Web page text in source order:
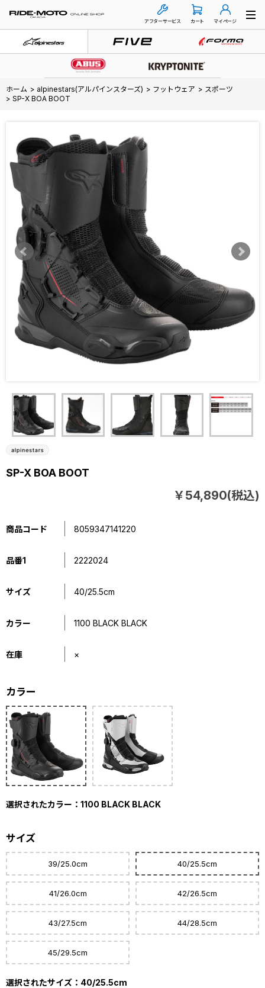
アフターサービス カート マイページ
ホーム > alpinestars(アルパインスターズ) > フットウェア > スポーツ
> SP-X BOA BOOT
SP-X BOA BOOT
￥54,890(税込)
商品コード 8059347141220
品番1 2222024
サイズ 40/25.5cm
カラー 1100 BLACK BLACK
在庫 ×
カラー
選択されたカラー：1100 BLACK BLACK
サイズ
39/25.0cm 40/25.5cm
41/26.0cm 42/26.5cm
43/27.5cm 44/28.5cm
45/29.5cm
選択されたサイズ：40/25.5cm